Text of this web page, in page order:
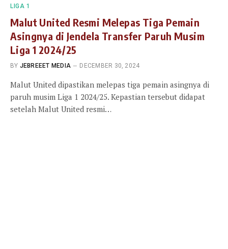
LIGA 1
Malut United Resmi Melepas Tiga Pemain
Asingnya di Jendela Transfer Paruh Musim
Liga 1 2024/25
BY JEBREEET MEDIA DECEMBER 30, 2024
Malut United dipastikan melepas tiga pemain asingnya di
paruh musim Liga 1 2024/25. Kepastian tersebut didapat
setelah Malut United resmi…